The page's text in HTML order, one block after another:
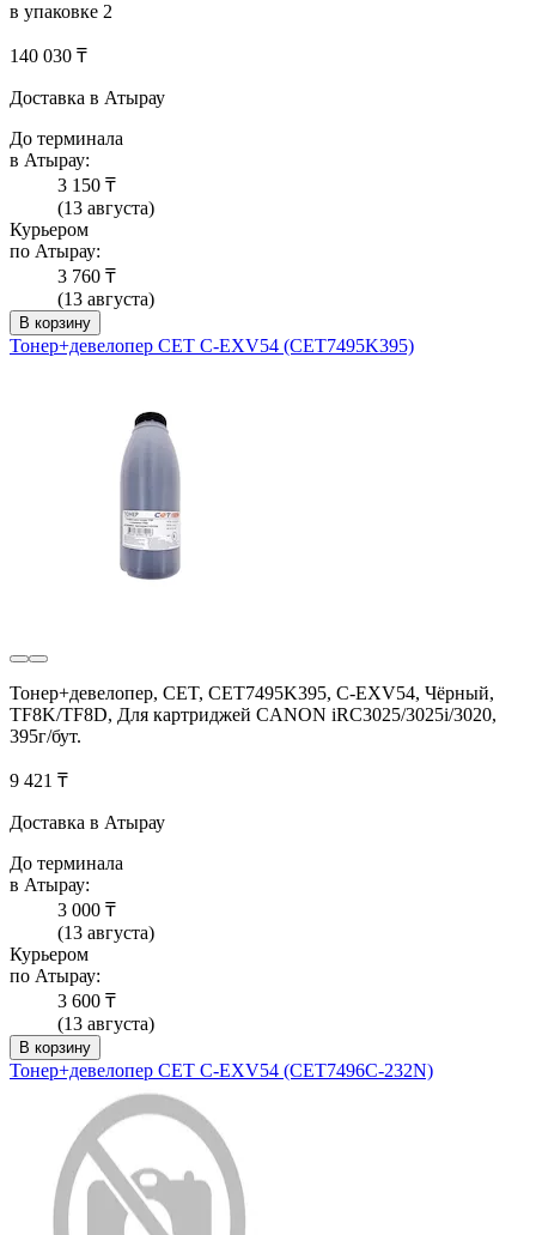
в упаковке 2
140 030 ₸
Доставка в Атырау
До терминала
в Атырау:
3 150 ₸
(13 августа)
Курьером
по Атырау:
3 760 ₸
(13 августа)
В корзину
Тонер+девелопер CET C-EXV54 (CET7495K395)
Тонер+девелопер, CET, CET7495K395, C-EXV54, Чёрный,
TF8K/TF8D, Для картриджей CANON iRC3025/3025i/3020,
395г/бут.
9 421 ₸
Доставка в Атырау
До терминала
в Атырау:
3 000 ₸
(13 августа)
Курьером
по Атырау:
3 600 ₸
(13 августа)
В корзину
Тонер+девелопер CET C-EXV54 (CET7496C-232N)